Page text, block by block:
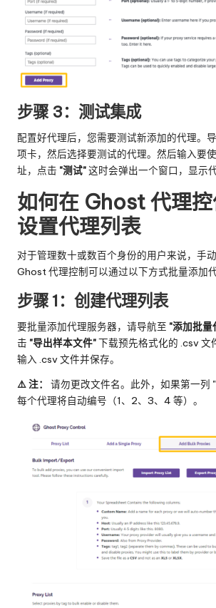
步骤 3：测试集成
配置好代理后，您需要测试新添加的代理。
项卡，然后选择要测试的代理。然后输入要
址，点击 "测试"这时会弹出一个窗口，显示
如何在 Ghost 代理
设置代理列表
对于管理数十或数百个身份的用户来说，手动
Ghost 代理控制可以通过以下方式批量添加
步骤 1：创建代理列表
要批量添加代理服务器，请导航至 "添加批量
击 "导出样本文件"下载预先格式化的 .csv 文
输入 .csv 文件并保存。
⚠️ 注：
请勿更改文件名。此外，如果第一列 "
每个代理将自动编号（1、2、3、4 等）。